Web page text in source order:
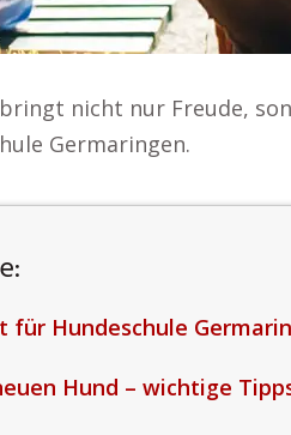
nicht nur Freude,
Germaringen.
für Hundeschule
Hund – wichtige